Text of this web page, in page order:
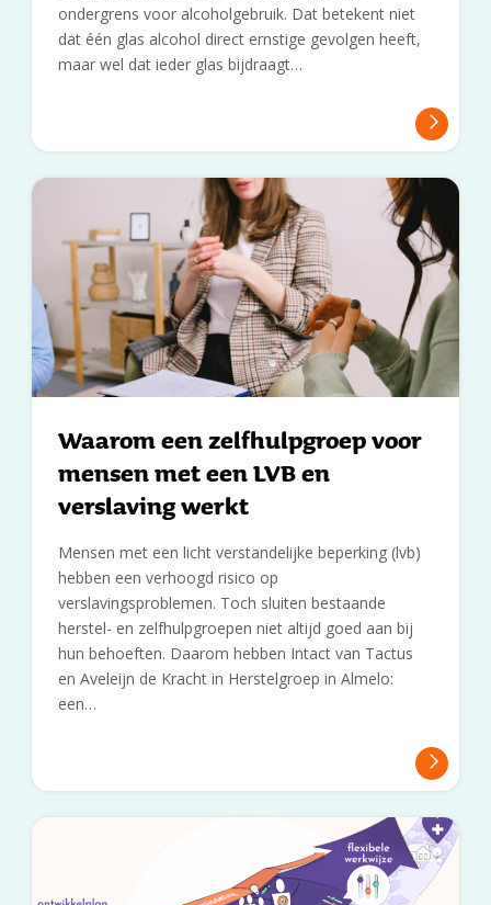
ondergrens voor alcoholgebruik. Dat betekent niet
dat één glas alcohol direct ernstige gevolgen heeft,
maar wel dat ieder glas bijdraagt…
Waarom een zelfhulpgroep voor
mensen met een LVB en
verslaving werkt
Mensen met een licht verstandelijke beperking (lvb)
hebben een verhoogd risico op
verslavingsproblemen. Toch sluiten bestaande
herstel- en zelfhulpgroepen niet altijd goed aan bij
hun behoeften. Daarom hebben Intact van Tactus
en Aveleijn de Kracht in Herstelgroep in Almelo:
een…